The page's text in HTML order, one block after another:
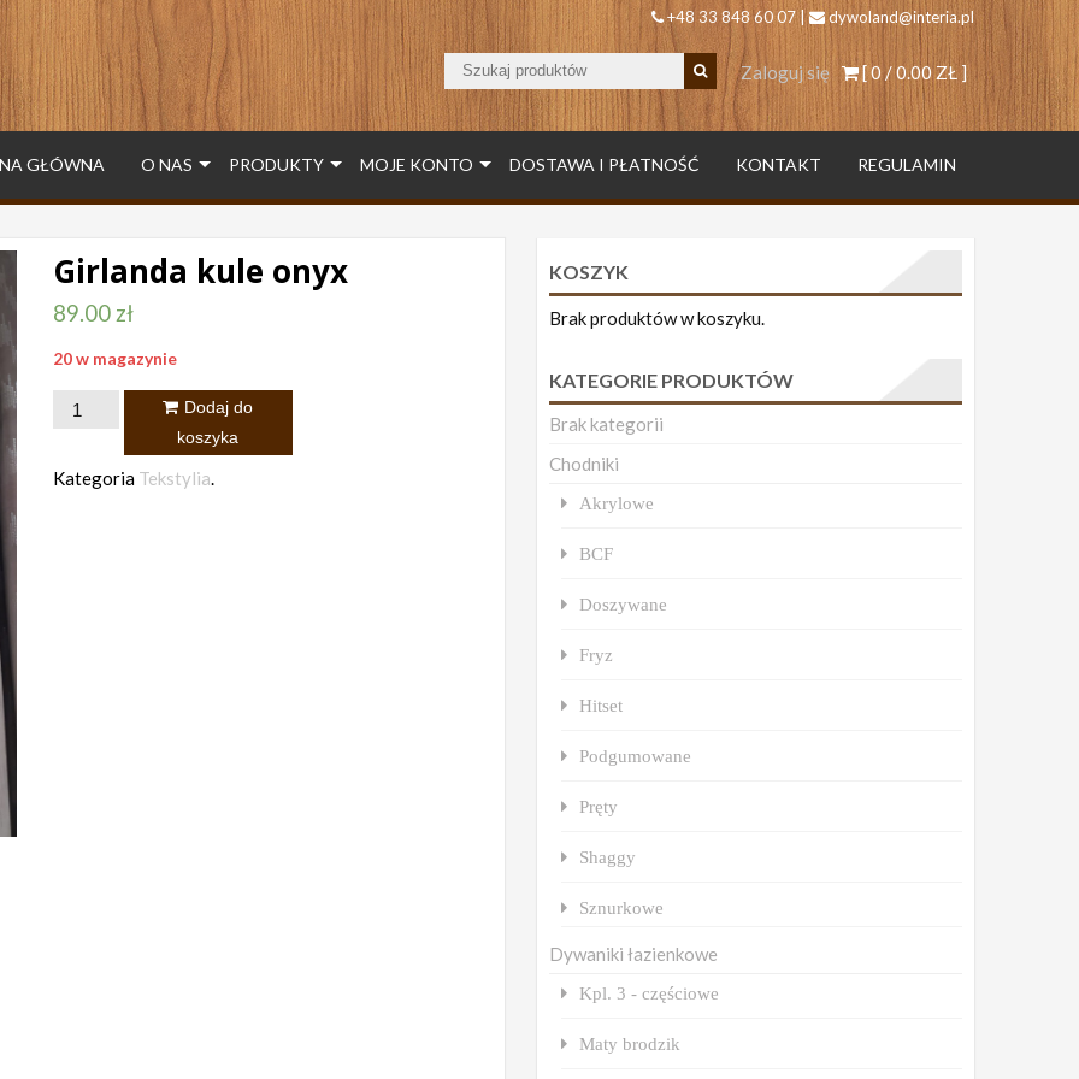
+48 33 848 60 07 | dywoland@interia.pl
[ 0 /0.00 ZŁ]
Zaloguj się
GŁÓWNA O NAS PRODUKTY MOJE KONTO DOSTAWA I PŁATNOŚĆ KONTAKT REGULAMIN
Girlanda kule onyx
89.00 zł
20 w magazynie
ilość
kule
Dodaj do
koszyka
Kategoria Tekstylia.
KOSZYK
Brak produktów w koszyku.
KATEGORIE PRODUKTÓW
Brak kategorii
Chodniki
Akrylowe
BCF
Doszywane
Fryz
Hitset
Podgumowane
Pręty
Shaggy
Sznurkowe
Dywaniki łazienkowe
Kpl. 3 - częściowe
Maty brodzik